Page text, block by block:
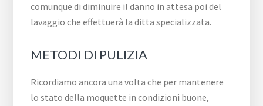
comunque di diminuire il danno in attesa poi del
lavaggio che effettuerà la ditta specializzata.
METODI DI PULIZIA
Ricordiamo ancora una volta che per mantenere
lo stato della moquette in condizioni buone,